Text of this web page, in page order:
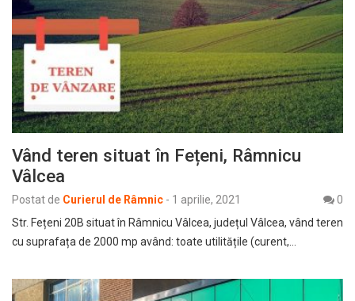
Vând teren situat în Fețeni, Râmnicu
Vâlcea
Postat de Curierul de Râmnic - 1 aprilie, 2021
0
Str. Fețeni 20B situat în Râmnicu Vâlcea, județul Vâlcea, vând teren
cu suprafața de 2000 mp având: toate utilitățile (curent,…